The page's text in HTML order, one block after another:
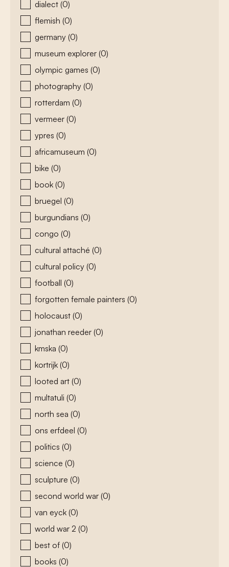
dialect (0)
flemish (0)
germany (0)
museum explorer (0)
olympic games (0)
photography (0)
rotterdam (0)
vermeer (0)
ypres (0)
africamuseum (0)
bike (0)
book (0)
bruegel (0)
burgundians (0)
congo (0)
cultural attaché (0)
cultural policy (0)
football (0)
forgotten female painters (0)
holocaust (0)
jonathan reeder (0)
kmska (0)
kortrijk (0)
looted art (0)
multatuli (0)
north sea (0)
ons erfdeel (0)
politics (0)
science (0)
sculpture (0)
second world war (0)
van eyck (0)
world war 2 (0)
best of (0)
books (0)